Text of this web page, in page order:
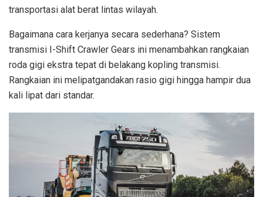
transportasi alat berat lintas wilayah.
Bagaimana cara kerjanya secara sederhana? Sistem
transmisi I-Shift Crawler Gears ini menambahkan rangkaian
roda gigi ekstra tepat di belakang kopling transmisi.
Rangkaian ini melipatgandakan rasio gigi hingga hampir dua
kali lipat dari standar.